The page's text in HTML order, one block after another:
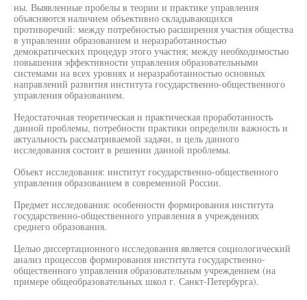
ны. Выявленные пробелы в теории и практике управления
объясняются наличием объективно складывающихся
противоречий: между потребностью расширения участия общества
в управлении образованием и неразработанностью
демократических процедур этого участия; между необходимостью
повышения эффективности управления образовательными
системами на всех уровнях и неразработанностью основных
направлений развития института государственно-общественного
управления образованием.
Недостаточная теоретическая и практическая проработанность
данной проблемы, потребности практики определили важность и
актуальность рассматриваемой задачи, и цель данного
исследования состоит в решении данной проблемы.
Объект исследования: институт государственно-общественного
управления образованием в современной России.
Предмет исследования: особенности формирования института
государственно-общественного управления в учреждениях
среднего образования.
Целью диссертационного исследования является социологический
анализ процессов формирования института государственно-
общественного управления образовательным учреждением (на
примере общеобразовательных школ г. Санкт-Петербурга).